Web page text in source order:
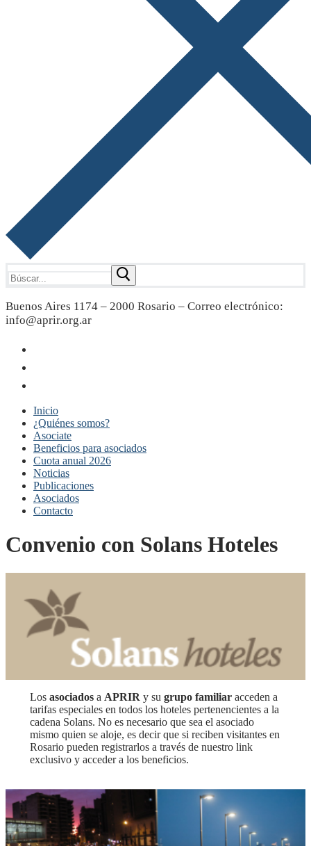
Buenos Aires 1174 – 2000 Rosario – Correo electrónico:
info@aprir.org.ar
Inicio
¿Quiénes somos?
Asociate
Beneficios para asociados
Cuota anual 2026
Noticias
Publicaciones
Asociados
Contacto
Convenio con Solans Hoteles
Los asociadosa APRIR y su grupo familiaracceden a
tarifas especiales en todos los hoteles pertenencientes a la
cadena Solans. No es necesario que sea el asociado
mismo quien se aloje, es decir que si reciben visitantes en
Rosario pueden registrarlos a través de nuestro link
exclusivo y acceder a los beneficios.